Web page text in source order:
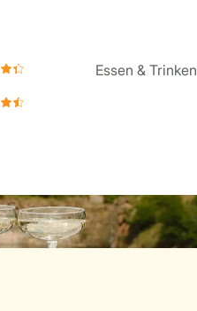
Essen & Trinken